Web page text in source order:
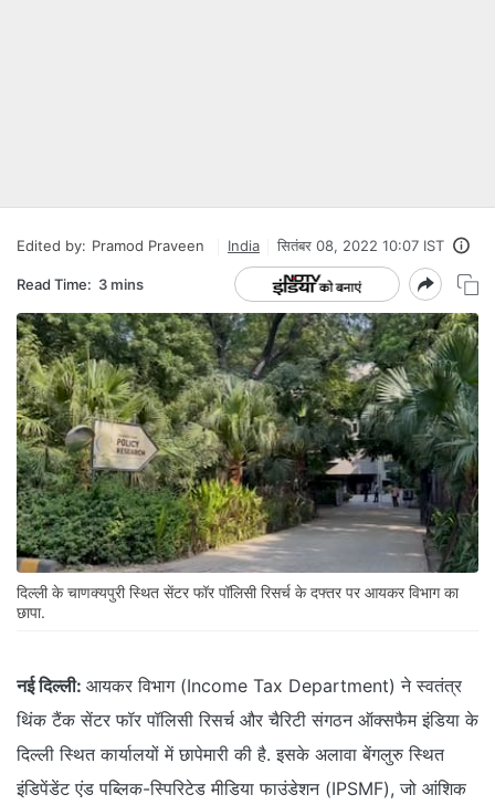
Edited by: Pramod Praveen India सितंबर 08, 2022 10:07 IST
Read Time: 3 mins
दिल्ली के चाणक्यपुरी स्थित सेंटर फॉर पॉलिसी रिसर्च के दफ्तर पर आयकर विभाग का
छापा.
नई दिल्ली: आयकर विभाग (Income Tax Department) ने स्वतंत्र
थिंक टैंक सेंटर फॉर पॉलिसी रिसर्च और चैरिटी संगठन ऑक्सफैम इंडिया के
दिल्ली स्थित कार्यालयों में छापेमारी की है. इसके अलावा बेंगलुरु स्थित
इंडिपेंडेंट एंड पब्लिक-स्पिरिटेड मीडिया फाउंडेशन (IPSMF), जो आंशिक